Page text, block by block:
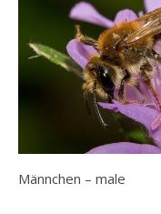
Männchen – male